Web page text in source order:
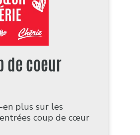
de coeur
en plus sur les
coup de cœur